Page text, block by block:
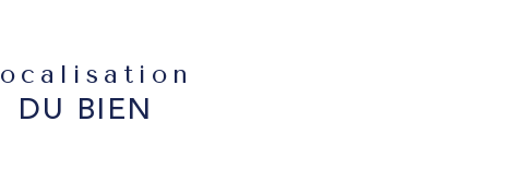
Localisation
DU BIEN